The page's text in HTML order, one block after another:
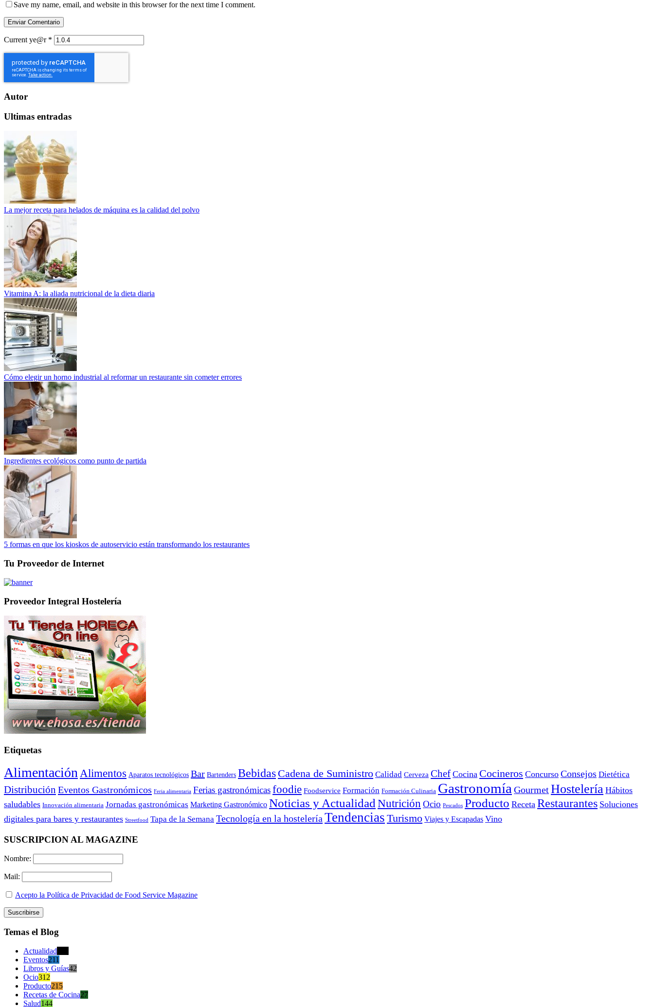
Save my name, email, and website in this browser for the next time I comment.
Current ye@r *
Autor
Ultimas entradas
La mejor receta para helados de máquina es la calidad del polvo
Vitamina A: la aliada nutricional de la dieta diaria
Cómo elegir un horno industrial al reformar un restaurante sin cometer errores
Ingredientes ecológicos como punto de partida
5 formas en que los kioskos de autoservicio están transformando los restaurantes
Tu Proveedor de Internet
Proveedor Integral Hostelería
Etiquetas
Alimentación Alimentos Aparatos tecnológicos Bar Bartenders Bebidas Cadena de Suministro Calidad Cerveza Chef Cocina Cocineros Concurso Consejos Dietética
Distribución Eventos Gastronómicos Feria alimentaria Ferias gastronómicasfoodie Foodservice Formación Formación Culinaria Gastronomía GourmetHostelería Hábitos
saludables Innovación alimentaria Jornadas gastronómicas Marketing Gastronómico Noticias y Actualidad Nutrición Ocio Pescados Producto Receta Restaurantes Soluciones
digitales para bares y restaurantes Streetfood Tapa de la Semana Tecnología en la hostelería Tendencias Turismo Viajes y Escapadas Vino
SUSCRIPCION AL MAGAZINE
Nombre:
Mail:
Acepto la Política de Privacidad de Food Service Magazine
Temas el Blog
Actualidad
Eventos211
Libros y Guías42
Ocio312
Producto215
Recetas de Cocina27
Salud144